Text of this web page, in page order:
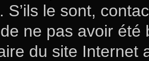
S’ils le sont,
ne pas avoir
du site Internet